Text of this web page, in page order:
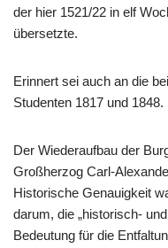
der hier 1521/22 in elf
übersetzte.
Erinnert sei auch an die
Studenten 1817 und 1848.
Der Wiederaufbau der
Großherzog Carl-
Historische Genauigkeit
darum, die „historisch-
Bedeutung für die